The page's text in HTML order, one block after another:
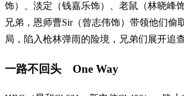
饰）、淡定（钱嘉乐饰）、老鼠（林晓峰
兄弟，恩师曹Sir（曾志伟饰）带领他们偷
局，陷入枪林弹雨的险境，兄弟们展开追
一路不回头 One Way